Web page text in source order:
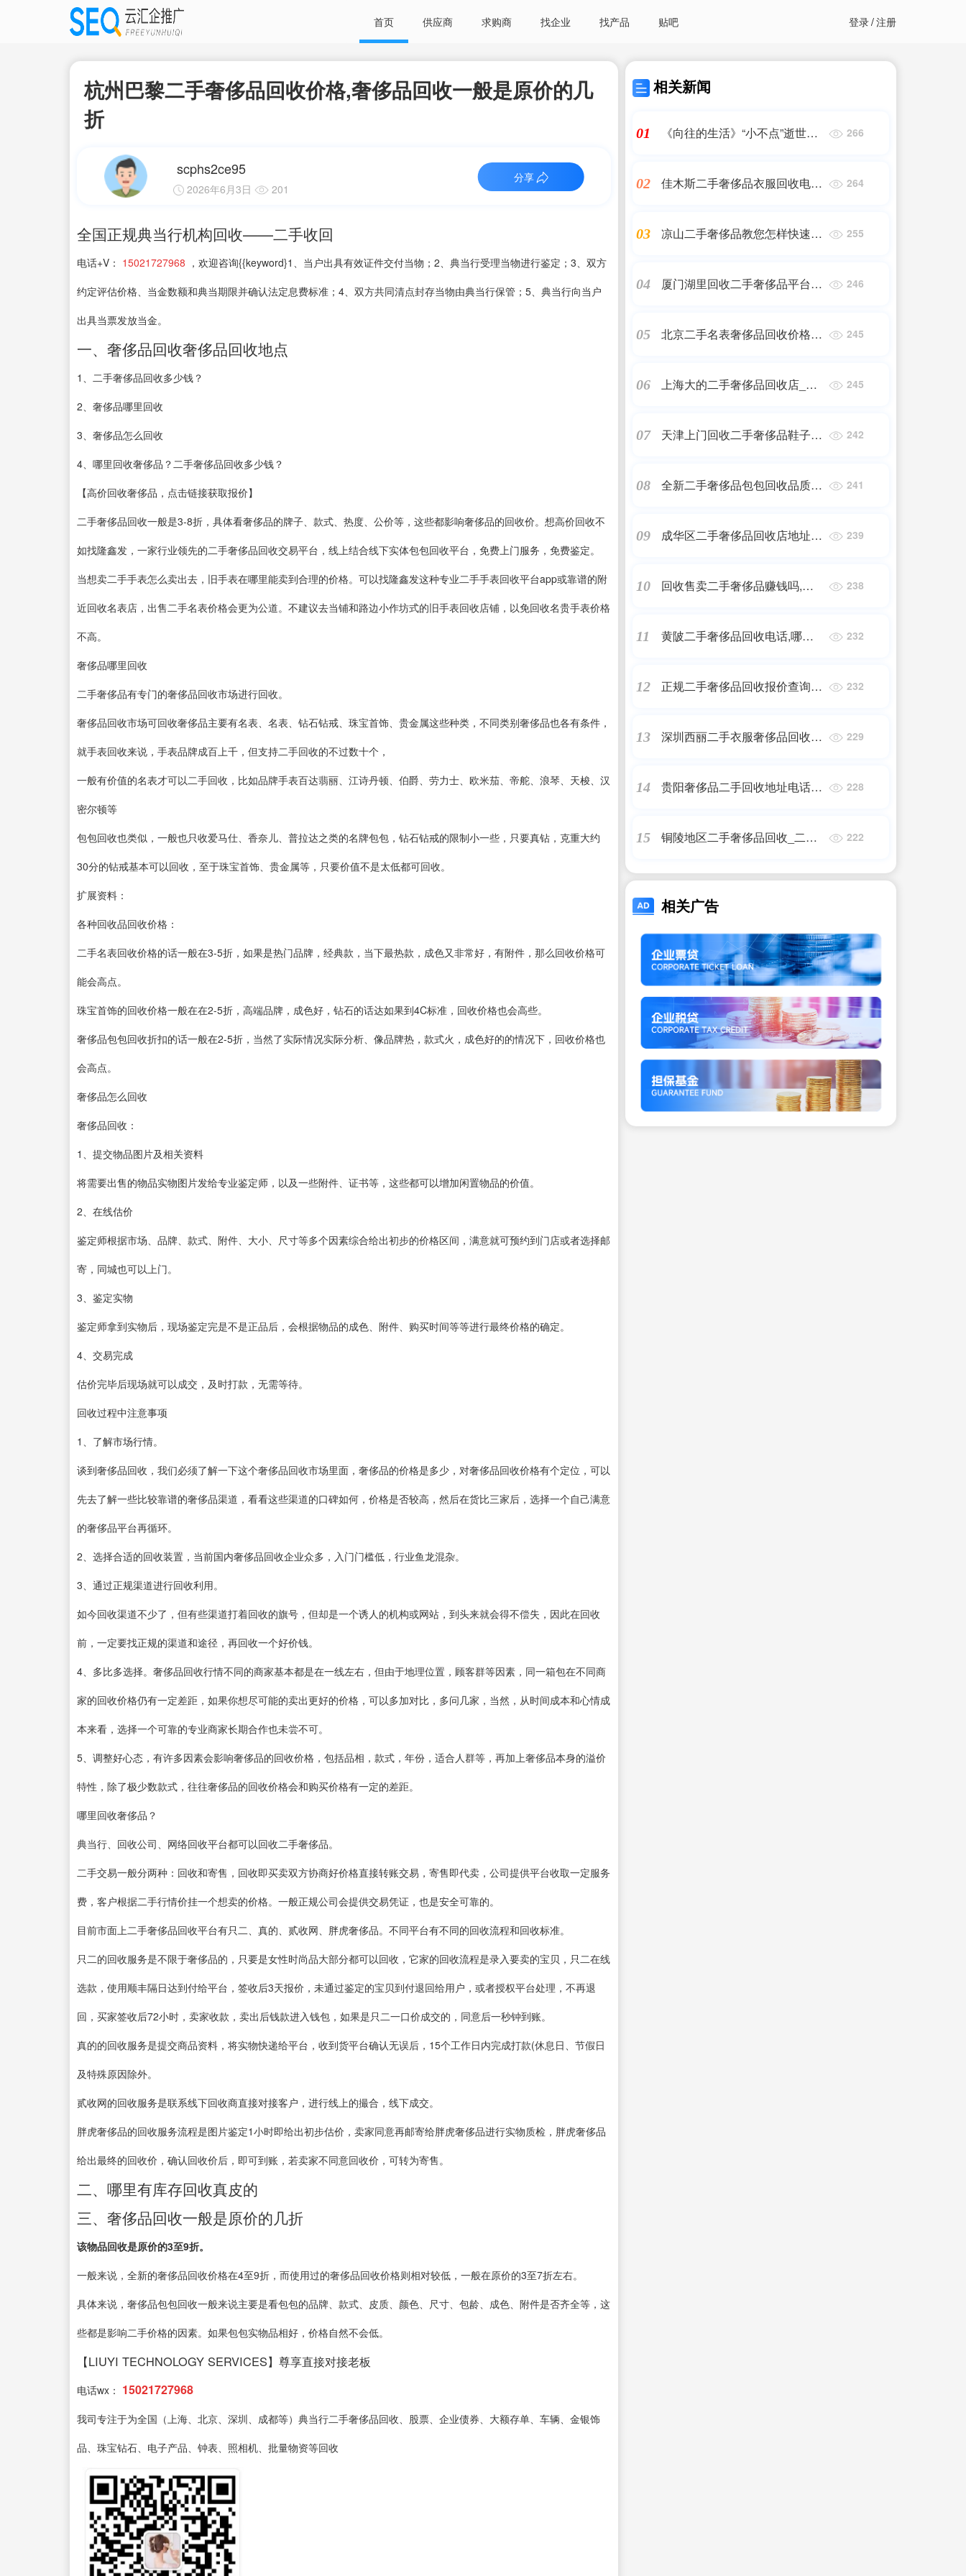
首页 供应商 求购商 找企业 找产品 贴吧 登录/注册
杭州巴黎二手奢侈品回收价格,奢侈品回收一般是原价的几
折
scphs2ce95
2026年6月3日 201
分享
全国正规典当行机构回收——二手收回
电话+V： 15021727968 ，欢迎咨询{{keyword}1、当户出具有效证件交付当物；2、典当行受理当物进行鉴定；3、双方
约定评估价格、当金数额和典当期限并确认法定息费标准；4、双方共同清点封存当物由典当行保管；5、典当行向当户
出具当票发放当金。
一、奢侈品回收奢侈品回收地点
1、二手奢侈品回收多少钱？
2、奢侈品哪里回收
3、奢侈品怎么回收
4、哪里回收奢侈品？二手奢侈品回收多少钱？
【高价回收奢侈品，点击链接获取报价】
二手奢侈品回收一般是3-8折，具体看奢侈品的牌子、款式、热度、公价等，这些都影响奢侈品的回收价。想高价回收不
如找隆鑫发，一家行业领先的二手奢侈品回收交易平台，线上结合线下实体包包回收平台，免费上门服务，免费鉴定。
当想卖二手手表怎么卖出去，旧手表在哪里能卖到合理的价格。可以找隆鑫发这种专业二手手表回收平台app或靠谱的附
近回收名表店，出售二手名表价格会更为公道。不建议去当铺和路边小作坊式的旧手表回收店铺，以免回收名贵手表价格
不高。
奢侈品哪里回收
二手奢侈品有专门的奢侈品回收市场进行回收。
奢侈品回收市场可回收奢侈品主要有名表、名表、钻石钻戒、珠宝首饰、贵金属这些种类，不同类别奢侈品也各有条件，
就手表回收来说，手表品牌成百上千，但支持二手回收的不过数十个，
一般有价值的名表才可以二手回收，比如品牌手表百达翡丽、江诗丹顿、伯爵、劳力士、欧米茄、帝舵、浪琴、天梭、汉
密尔顿等
包包回收也类似，一般也只收爱马仕、香奈儿、普拉达之类的名牌包包，钻石钻戒的限制小一些，只要真钻，克重大约
30分的钻戒基本可以回收，至于珠宝首饰、贵金属等，只要价值不是太低都可回收。
扩展资料：
各种回收品回收价格：
二手名表回收价格的话一般在3-5折，如果是热门品牌，经典款，当下最热款，成色又非常好，有附件，那么回收价格可
能会高点。
珠宝首饰的回收价格一般在在2-5折，高端品牌，成色好，钻石的话达如果到4C标准，回收价格也会高些。
奢侈品包包回收折扣的话一般在2-5折，当然了实际情况实际分析、像品牌热，款式火，成色好的的情况下，回收价格也
会高点。
奢侈品怎么回收
奢侈品回收：
1、提交物品图片及相关资料
将需要出售的物品实物图片发给专业鉴定师，以及一些附件、证书等，这些都可以增加闲置物品的价值。
2、在线估价
鉴定师根据市场、品牌、款式、附件、大小、尺寸等多个因素综合给出初步的价格区间，满意就可预约到门店或者选择邮
寄，同城也可以上门。
3、鉴定实物
鉴定师拿到实物后，现场鉴定完是不是正品后，会根据物品的成色、附件、购买时间等等进行最终价格的确定。
4、交易完成
估价完毕后现场就可以成交，及时打款，无需等待。
回收过程中注意事项
1、了解市场行情。
谈到奢侈品回收，我们必须了解一下这个奢侈品回收市场里面，奢侈品的价格是多少，对奢侈品回收价格有个定位，可以
先去了解一些比较靠谱的奢侈品渠道，看看这些渠道的口碑如何，价格是否较高，然后在货比三家后，选择一个自己满意
的奢侈品平台再循环。
2、选择合适的回收装置，当前国内奢侈品回收企业众多，入门门槛低，行业鱼龙混杂。
3、通过正规渠道进行回收利用。
如今回收渠道不少了，但有些渠道打着回收的旗号，但却是一个诱人的机构或网站，到头来就会得不偿失，因此在回收
前，一定要找正规的渠道和途径，再回收一个好价钱。
4、多比多选择。奢侈品回收行情不同的商家基本都是在一线左右，但由于地理位置，顾客群等因素，同一箱包在不同商
家的回收价格仍有一定差距，如果你想尽可能的卖出更好的价格，可以多加对比，多问几家，当然，从时间成本和心情成
本来看，选择一个可靠的专业商家长期合作也未尝不可。
5、调整好心态，有许多因素会影响奢侈品的回收价格，包括品相，款式，年份，适合人群等，再加上奢侈品本身的溢价
特性，除了极少数款式，往往奢侈品的回收价格会和购买价格有一定的差距。
哪里回收奢侈品？
典当行、回收公司、网络回收平台都可以回收二手奢侈品。
二手交易一般分两种：回收和寄售，回收即买卖双方协商好价格直接转账交易，寄售即代卖，公司提供平台收取一定服务
费，客户根据二手行情价挂一个想卖的价格。一般正规公司会提供交易凭证，也是安全可靠的。
目前市面上二手奢侈品回收平台有只二、真的、贰收网、胖虎奢侈品。不同平台有不同的回收流程和回收标准。
只二的回收服务是不限于奢侈品的，只要是女性时尚品大部分都可以回收，它家的回收流程是录入要卖的宝贝，只二在线
选款，使用顺丰隔日达到付给平台，签收后3天报价，未通过鉴定的宝贝到付退回给用户，或者授权平台处理，不再退
回，买家签收后72小时，卖家收款，卖出后钱款进入钱包，如果是只二一口价成交的，同意后一秒钟到账。
真的的回收服务是提交商品资料，将实物快递给平台，收到货平台确认无误后，15个工作日内完成打款(休息日、节假日
及特殊原因除外。
贰收网的回收服务是联系线下回收商直接对接客户，进行线上的撮合，线下成交。
胖虎奢侈品的回收服务流程是图片鉴定1小时即给出初步估价，卖家同意再邮寄给胖虎奢侈品进行实物质检，胖虎奢侈品
给出最终的回收价，确认回收价后，即可到账，若卖家不同意回收价，可转为寄售。
二、哪里有库存回收真皮的
三、奢侈品回收一般是原价的几折
该物品回收是原价的3至9折。
一般来说，全新的奢侈品回收价格在4至9折，而使用过的奢侈品回收价格则相对较低，一般在原价的3至7折左右。
具体来说，奢侈品包包回收一般来说主要是看包包的品牌、款式、皮质、颜色、尺寸、包龄、成色、附件是否齐全等，这
些都是影响二手价格的因素。如果包包实物品相好，价格自然不会低。
【LIUYI TECHNOLOGY SERVICES】尊享直接对接老板
电话wx： 15021727968
我司专注于为全国（上海、北京、深圳、成都等）典当行二手奢侈品回收、股票、企业债券、大额存单、车辆、金银饰
品、珠宝钻石、电子产品、钟表、照相机、批量物资等回收
相关新闻
01
《向往的生活》“小不点”逝世，
266
02
佳木斯二手奢侈品衣服回收电话
264
03
凉山二手奢侈品教您怎样快速回
255
04
厦门湖里回收二手奢侈品平台_
246
05
北京二手名表奢侈品回收价格查
245
06
上海大的二手奢侈品回收店_二
245
07
天津上门回收二手奢侈品鞋子_
242
08
全新二手奢侈品包包回收品质保
241
09
成华区二手奢侈品回收店地址,
239
10
回收售卖二手奢侈品赚钱吗,国
238
11
黄陂二手奢侈品回收电话,哪里
232
12
正规二手奢侈品回收报价查询,
232
13
深圳西丽二手衣服奢侈品回收地
229
14
贵阳奢侈品二手回收地址电话_
228
15
铜陵地区二手奢侈品回收_二手
222
相关广告